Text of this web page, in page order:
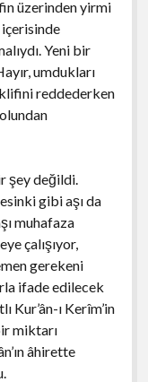
üzerinden yirmi
Yeni bir
umdukları
reddederken
şey değildi.
gibi aşı da
muhafaza
çalışıyor,
gerekeni
ifade edilecek
Kur’ân-ı Kerîm’in
miktarı
âhirette